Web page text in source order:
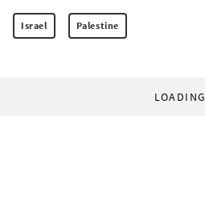
Israel Palestine
LOADING